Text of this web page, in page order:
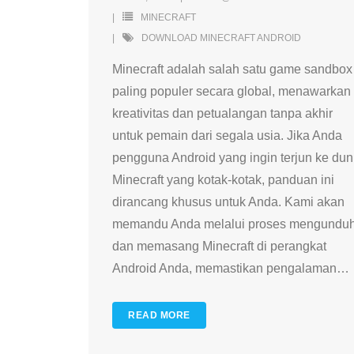
MINECRAFT
DOWNLOAD MINECRAFT ANDROID
Minecraft adalah salah satu game sandbox
paling populer secara global, menawarkan
kreativitas dan petualangan tanpa akhir
untuk pemain dari segala usia. Jika Anda
pengguna Android yang ingin terjun ke
Minecraft yang kotak-kotak, panduan ini
dirancang khusus untuk Anda. Kami akan
memandu Anda melalui proses
dan memasang Minecraft di perangkat
Android Anda, memastikan pengalaman…
READ MORE